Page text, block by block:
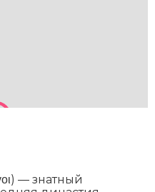
— знатный